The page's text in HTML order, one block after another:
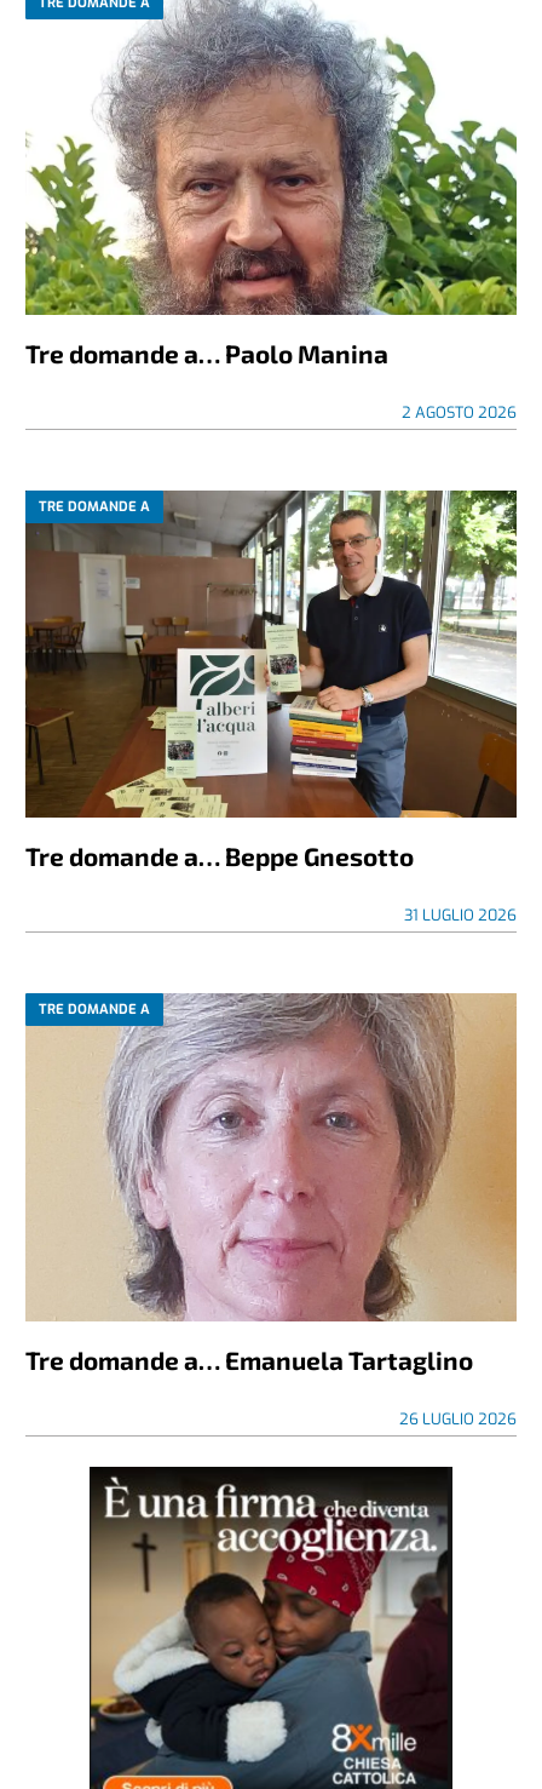
Tre domande a… Paolo Manina
2 AGOSTO 2026
TRE DOMANDE A
Tre domande a… Beppe Gnesotto
31 LUGLIO 2026
TRE DOMANDE A
Tre domande a… Emanuela Tartaglino
26 LUGLIO 2026